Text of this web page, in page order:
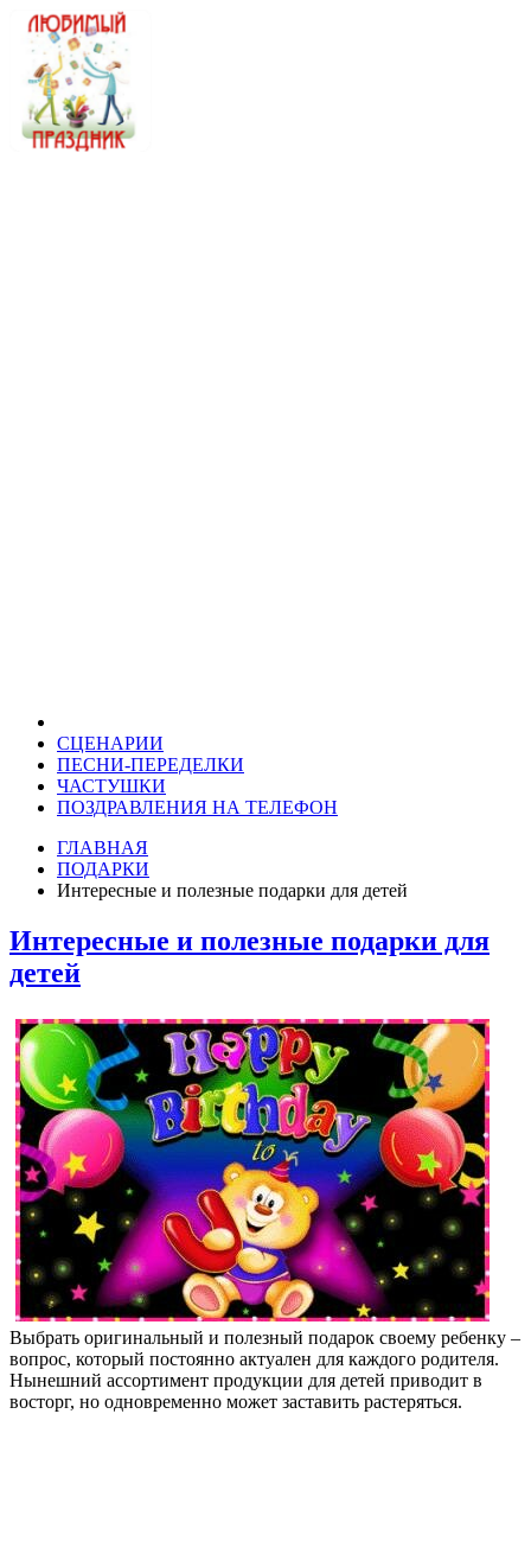
СЦЕНАРИИ
ПЕСНИ-ПЕРЕДЕЛКИ
ЧАСТУШКИ
ПОЗДРАВЛЕНИЯ НА ТЕЛЕФОН
ГЛАВНАЯ
ПОДАРКИ
Интересные и полезные подарки для детей
Интересные и полезные подарки для
детей
Выбрать оригинальный и полезный подарок своему ребенку –
вопрос, который постоянно актуален для каждого родителя.
Нынешний ассортимент продукции для детей приводит в
восторг, но одновременно может заставить растеряться.